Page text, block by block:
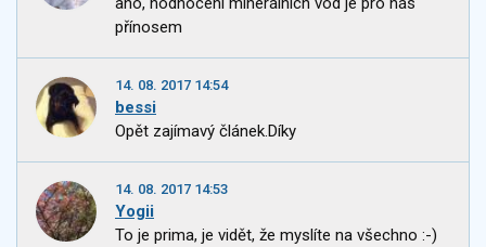
přínosem
14. 08. 2017 14:54
bessi
Opět zajímavý článek.Díky
14. 08. 2017 14:53
Yogii
To je prima, je vidět, že myslíte na všechno :-)